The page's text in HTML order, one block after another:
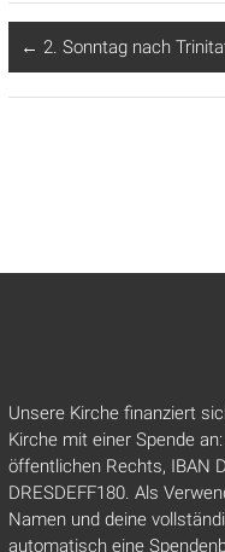
← 2. Sonntag nach
Unsere Kirche finanziert
Kirche mit einer Spende
öffentlichen Rechts, IBAN
DRESDEFF180. Als
Namen und deine
automatisch eine